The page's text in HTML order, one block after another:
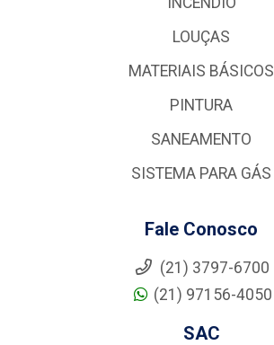
LOUÇAS
MATERIAIS BÁSICOS
PINTURA
SANEAMENTO
SISTEMA PARA GÁS
Fale Conosco
(21) 3797-6700
(21) 97156-4050
SAC